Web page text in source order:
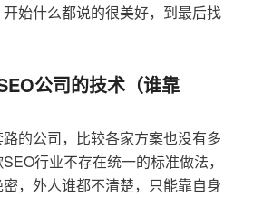
始什么都说的很美好，到最后找
公司的技术（谁靠
的公司，比较各家方案也没有多
行业不存在统一的标准做法，
，外人谁都不清楚，只能靠自身